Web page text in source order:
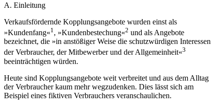
A. Einleitung
Verkaufsfördernde Kopplungsangebote wurden einst als
»Kundenfang«1 , »Kun­denbestechung«2 und als Angebote
bezeichnet, die »in anstößiger Weise die schutzwürdigen Interessen
der Verbraucher, der Mitbewerber und der Allgemeinheit«3
beeinträchtigen würden.
Heute sind Kopplungsangebote weit verbreitet und aus dem Alltag
der Verbraucher kaum mehr wegzudenken. Dies lässt sich am
Beispiel eines fiktiven Verbrauchers veranschaulichen.